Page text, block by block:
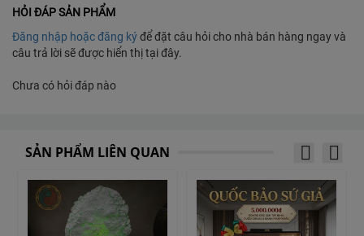
HỎI ĐÁP SẢN PHẨM
Đăng nhập hoặc đăng kýđể đặt câu hỏi cho nhà bán hàng ngay và
câu trả lời sẽ được hiển thị tại đây.
Chưa có hỏi đáp nào
SẢN PHẨM LIÊN QUAN